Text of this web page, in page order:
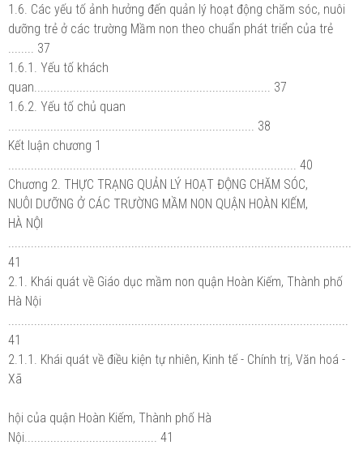
1.6. Các yếu tố ảnh hưởng đến quản lý hoạt động chăm sóc, nuôi
dưỡng trẻ ở các trường Mầm non theo chuẩn phát triển của trẻ
........ 37
1.6.1. Yếu tố khách
quan......................................................................... 37
1.6.2. Yếu tố chủ quan
............................................................................ 38
Kết luận chương 1
......................................................................................... 40
Chương 2. THỰC TRẠNG QUẢN LÝ HOẠT ĐỘNG CHĂM SÓC,
NUÔI DƯỠNG Ở CÁC TRƯỜNG MẦM NON QUẬN HOÀN KIẾM,
HÀ NỘI
41
2.1. Khái quát về Giáo dục mầm non quận Hoàn Kiếm, Thành phố
Hà Nội
41
2.1.1. Khái quát về điều kiện tự nhiên, Kinh tế - Chính trị, Văn hoá -
Xã
hội của quận Hoàn Kiếm, Thành phố Hà
Nội......................................... 41